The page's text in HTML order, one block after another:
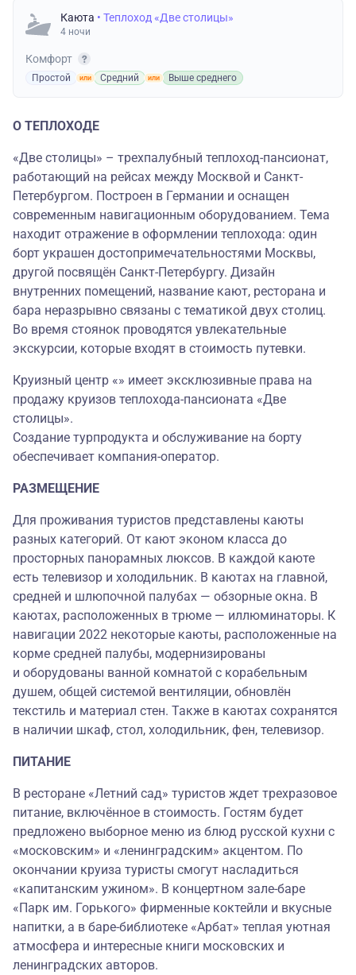
Каюта • Теплоход «Две столицы»
4 ночи
Комфорт
Простой Средний Выше среднего
О ТЕПЛОХОДЕ
«Две столицы» – трехпалубный теплоход-пансионат,
работающий на рейсах между Москвой и Санкт-
Петербургом. Построен в Германии и оснащен
современным навигационным оборудованием. Тема
находит отражение в оформлении теплохода: один
борт украшен достопримечательностями Москвы,
другой посвящён Санкт-Петербургу. Дизайн
внутренних помещений, название кают, ресторана и
бара неразрывно связаны с тематикой двух столиц.
Во время стоянок проводятся увлекательные
экскурсии, которые входят в стоимость путевки.
Круизный центр «» имеет эксклюзивные права на
продажу круизов теплохода-пансионата «Две
столицы».
Создание турпродукта и обслуживание на борту
обеспечивает компания-оператор.
РАЗМЕЩЕНИЕ
Для проживания туристов представлены каюты
разных категорий. От кают эконом класса до
просторных панорамных люксов. В каждой каюте
есть телевизор и холодильник. В каютах на главной,
средней и шлюпочной палубах — обзорные окна. В
каютах, расположенных в трюме — иллюминаторы. К
навигации 2022 некоторые каюты, расположенные на
корме средней палубы, модернизированы
и оборудованы ванной комнатой с корабельным
душем, общей системой вентиляции, обновлён
текстиль и материал стен. Также в каютах сохранятся
в наличии шкаф, стол, холодильник, фен, телевизор.
ПИТАНИЕ
В ресторане «Летний сад» туристов ждет трехразовое
питание, включённое в стоимость. Гостям будет
предложено выборное меню из блюд русской кухни с
«московским» и «ленинградским» акцентом. По
окончании круиза туристы смогут насладиться
«капитанским ужином». В концертном зале-баре
«Парк им. Горького» фирменные коктейли и вкусные
напитки, а в баре-библиотеке «Арбат» теплая уютная
атмосфера и интересные книги московских и
ленинградских авторов.